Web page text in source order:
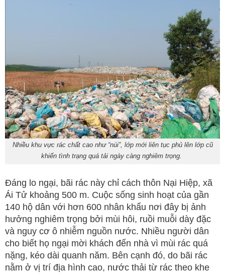
Nhiều khu vực rác chất cao như “núi”, lớp mới liên tục phủ lên lớp cũ
khiến tình trạng quá tải ngày càng nghiêm trọng.
Đáng lo ngại, bãi rác này chỉ cách thôn Nại Hiệp, xã
Ái Tử khoảng 500 m. Cuộc sống sinh hoạt của gần
140 hộ dân với hơn 600 nhân khẩu nơi đây bị ảnh
hưởng nghiêm trọng bởi mùi hôi, ruồi muỗi dày đặc
và nguy cơ ô nhiễm nguồn nước. Nhiều người dân
cho biết họ ngại mời khách đến nhà vì mùi rác quá
nặng, kéo dài quanh năm. Bên cạnh đó, do bãi rác
nằm ở vị trí địa hình cao, nước thải từ rác theo khe